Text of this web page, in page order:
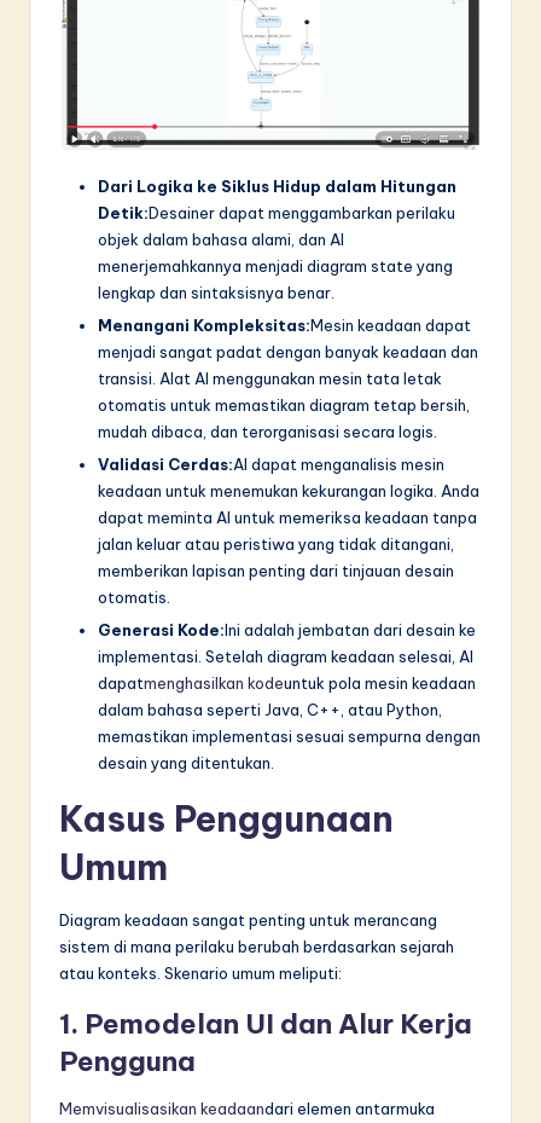
Dari Logika ke Siklus Hidup dalam Hitungan
Detik:Desainer dapat menggambarkan perilaku
objek dalam bahasa alami, dan AI
menerjemahkannya menjadi diagram state yang
lengkap dan sintaksisnya benar.
Menangani Kompleksitas:Mesin keadaan dapat
menjadi sangat padat dengan banyak keadaan dan
transisi. Alat AI menggunakan mesin tata letak
otomatis untuk memastikan diagram tetap bersih,
mudah dibaca, dan terorganisasi secara logis.
Validasi Cerdas:AI dapat menganalisis mesin
keadaan untuk menemukan kekurangan logika. Anda
dapat meminta AI untuk memeriksa keadaan tanpa
jalan keluar atau peristiwa yang tidak ditangani,
memberikan lapisan penting dari tinjauan desain
otomatis.
Generasi Kode:Ini adalah jembatan dari desain ke
implementasi. Setelah diagram keadaan selesai, AI
dapatmenghasilkan kodeuntuk pola mesin keadaan
dalam bahasa seperti Java, C++, atau Python,
memastikan implementasi sesuai sempurna dengan
desain yang ditentukan.
Kasus Penggunaan
Umum
Diagram keadaan sangat penting untuk merancang
sistem di mana perilaku berubah berdasarkan sejarah
atau konteks. Skenario umum meliputi:
1. Pemodelan UI dan Alur Kerja
Pengguna
Memvisualisasikan keadaandari elemen antarmuka